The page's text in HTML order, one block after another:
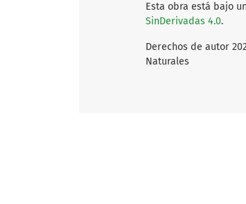
Esta obra está bajo
SinDerivadas 4.0.
Derechos de autor
Naturales